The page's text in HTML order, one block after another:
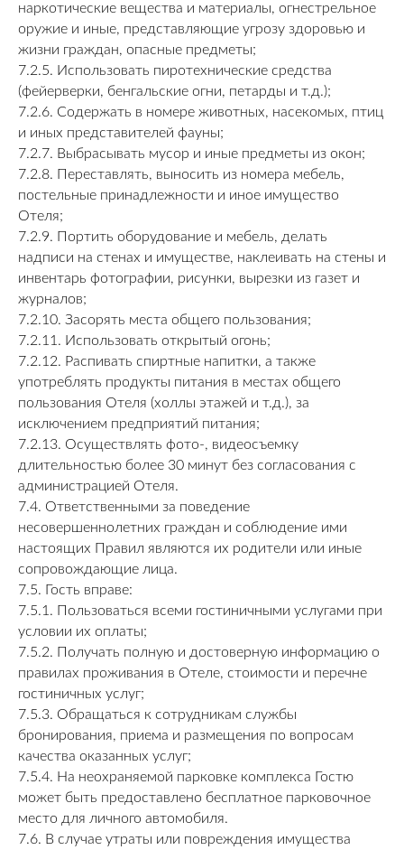
наркотические вещества и материалы, огнестрельное
оружие и иные, представляющие угрозу здоровью и
жизни граждан, опасные предметы;
7.2.5. Использовать пиротехнические средства
(фейерверки, бенгальские огни, петарды и т.д.);
7.2.6. Содержать в номере животных, насекомых, птиц
и иных представителей фауны;
7.2.7. Выбрасывать мусор и иные предметы из окон;
7.2.8. Переставлять, выносить из номера мебель,
постельные принадлежности и иное имущество
Отеля;
7.2.9. Портить оборудование и мебель, делать
надписи на стенах и имуществе, наклеивать на стены и
инвентарь фотографии, рисунки, вырезки из газет и
журналов;
7.2.10. Засорять места общего пользования;
7.2.11. Использовать открытый огонь;
7.2.12. Распивать спиртные напитки, а также
употреблять продукты питания в местах общего
пользования Отеля (холлы этажей и т.д.), за
исключением предприятий питания;
7.2.13. Осуществлять фото-, видеосъемку
длительностью более 30 минут без согласования с
администрацией Отеля.
7.4. Ответственными за поведение
несовершеннолетних граждан и соблюдение ими
настоящих Правил являются их родители или иные
сопровождающие лица.
7.5. Гость вправе:
7.5.1. Пользоваться всеми гостиничными услугами при
условии их оплаты;
7.5.2. Получать полную и достоверную информацию о
правилах проживания в Отеле, стоимости и перечне
гостиничных услуг;
7.5.3. Обращаться к сотрудникам службы
бронирования, приема и размещения по вопросам
качества оказанных услуг;
7.5.4. На неохраняемой парковке комплекса Гостю
может быть предоставлено бесплатное парковочное
место для личного автомобиля.
7.6. В случае утраты или повреждения имущества